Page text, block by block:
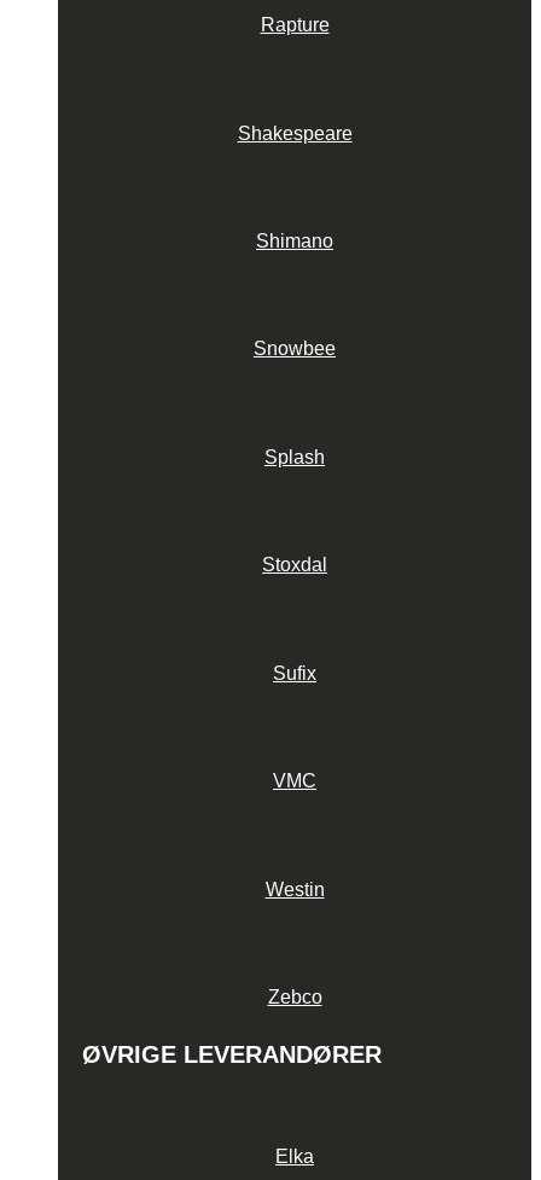
Rapture
Shakespeare
Shimano
Snowbee
Splash
Stoxdal
Sufix
VMC
Westin
Zebco
ØVRIGE LEVERANDØRER
Elka